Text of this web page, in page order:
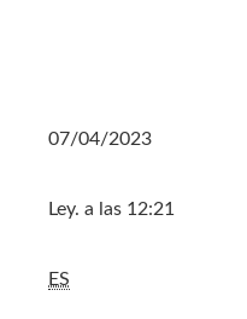
07/04/2023
Ley. a las 12:21
ES